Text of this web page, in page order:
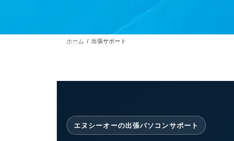
ホーム 出張サポート
エヌシーオーの出張パソコンサポート